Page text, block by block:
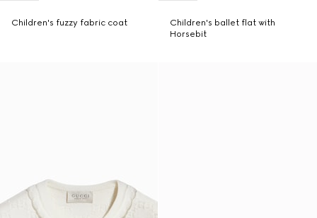
Children's fuzzy fabric coat
Children's ballet flat with
Horsebit